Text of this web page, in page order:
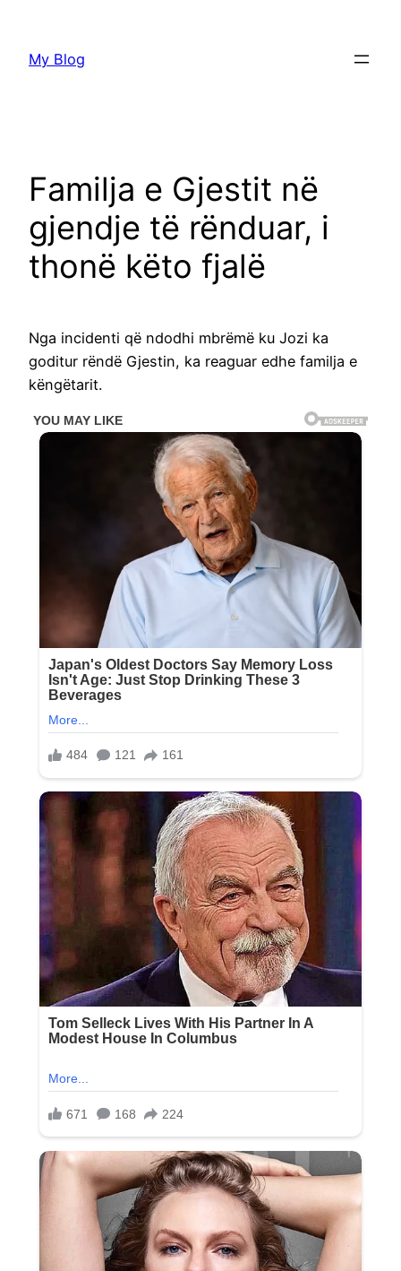
content
My Blog
Familja e Gjestit në
gjendje të rënduar, i
thonë këto fjalë
Nga incidenti që ndodhi mbrëmë ku Jozi ka
goditur rëndë Gjestin, ka reaguar edhe familja e
këngëtarit.